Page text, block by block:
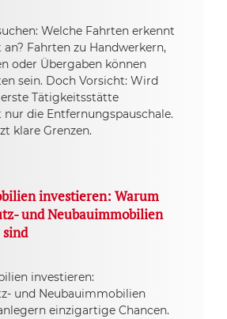
Welche Fahrten erkennt
Fahrten zu Handwerkern,
oder Übergaben können
sein. Doch Vorsicht: Wird
Tätigkeitsstätte
die Entfernungspauschale.
klare Grenzen.
investieren: Warum
und Neubauimmobilien
investieren:
und Neubauimmobilien
einzigartige Chancen.